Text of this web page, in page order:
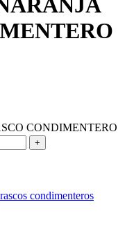
CONDIMENTERO
condimenteros